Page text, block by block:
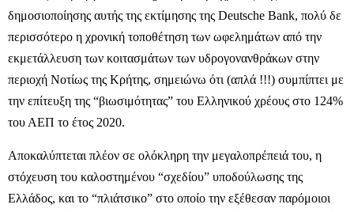
δημοσιοποίησης αυτής της εκτίμησης της Deutsche Bank, πολύ δε
περισσότερο η χρονική τοποθέτηση των ωφελημάτων από την
εκμετάλλευση των κοιτασμάτων των υδρογονανθράκων στην
περιοχή Νοτίως της Κρήτης, σημειώνω ότι (απλά !!!) συμπίπτει με
την επίτευξη της “βιωσιμότητας” του Ελληνικού χρέους στο 124%
του ΑΕΠ το έτος 2020.
Αποκαλύπτεται πλέον σε ολόκληρη την μεγαλοπρέπειά του, η
στόχευση του καλοστημένου “σχεδίου” υποδούλωσης της
Ελλάδος, και το “πλιάτσικο” στο οποίο την εξέθεσαν παρόμοιοι